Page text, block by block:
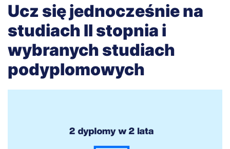
Ucz się jednocześnie na
studiach II stopnia i
wybranych studiach
podyplomowych